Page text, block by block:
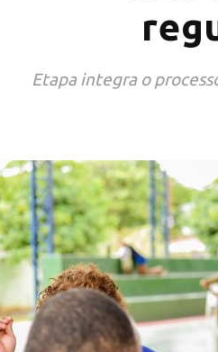
Etapa integra o